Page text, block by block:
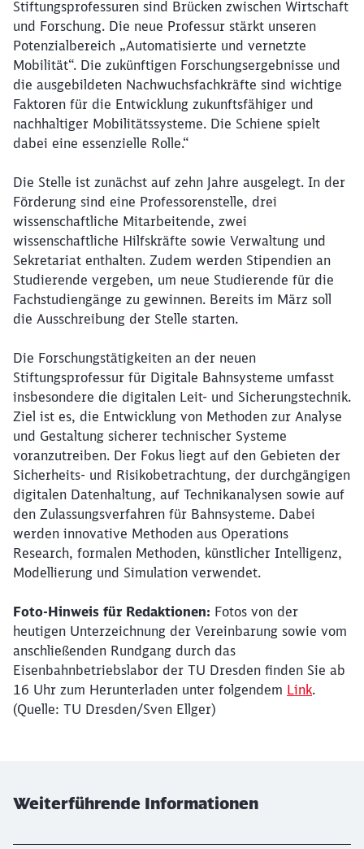
Stiftungsprofessuren sind Brücken zwischen Wirtschaft
und Forschung. Die neue Professur stärkt unseren
Potenzialbereich „Automatisierte und vernetzte
Mobilität“. Die zukünftigen Forschungsergebnisse und
die ausgebildeten Nachwuchsfachkräfte sind wichtige
Faktoren für die Entwicklung zukunftsfähiger und
nachhaltiger Mobilitätssysteme. Die Schiene spielt
dabei eine essenzielle Rolle.“
Die Stelle ist zunächst auf zehn Jahre ausgelegt. In der
Förderung sind eine Professorenstelle, drei
wissenschaftliche Mitarbeitende, zwei
wissenschaftliche Hilfskräfte sowie Verwaltung und
Sekretariat enthalten. Zudem werden Stipendien an
Studierende vergeben, um neue Studierende für die
Fachstudiengänge zu gewinnen. Bereits im März soll
die Ausschreibung der Stelle starten.
Die Forschungstätigkeiten an der neuen
Stiftungsprofessur für Digitale Bahnsysteme umfasst
insbesondere die digitalen Leit- und Sicherungstechnik.
Ziel ist es, die Entwicklung von Methoden zur Analyse
und Gestaltung sicherer technischer Systeme
voranzutreiben. Der Fokus liegt auf den Gebieten der
Sicherheits- und Risikobetrachtung, der durchgängigen
digitalen Datenhaltung, auf Technikanalysen sowie auf
den Zulassungsverfahren für Bahnsysteme. Dabei
werden innovative Methoden aus Operations
Research, formalen Methoden, künstlicher Intelligenz,
Modellierung und Simulation verwendet.
Foto-Hinweis für Redaktionen: Fotos von der
heutigen Unterzeichnung der Vereinbarung sowie vom
anschließenden Rundgang durch das
Eisenbahnbetriebslabor der TU Dresden finden Sie ab
16 Uhr zum Herunterladen unter folgendem Link.
(Quelle: TU Dresden/Sven Ellger)
Weiterführende Informationen
Möchten Sie zuweitergeleitet
werden?
Abbrechen